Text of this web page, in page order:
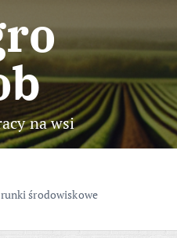
na wsi
środowiskowe